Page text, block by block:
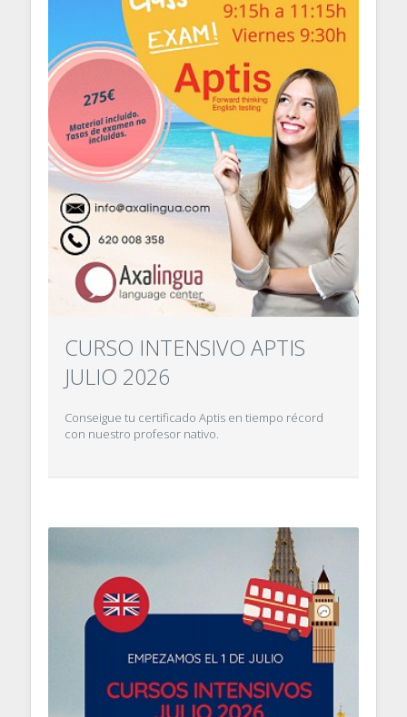
CURSO INTENSIVO APTIS
JULIO 2026
Conseigue tu certificado Aptis en tiempo récord
con nuestro profesor nativo.